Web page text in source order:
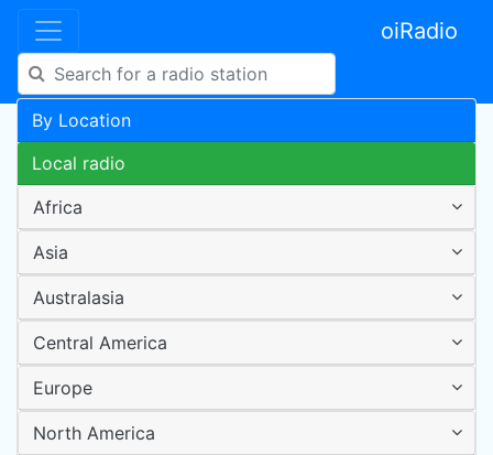
oiRadio
By Location
Local radio
Africa
Asia
Australasia
Central America
Europe
North America